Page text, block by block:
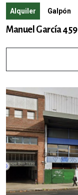
Alquiler Galpón
Manuel García 459